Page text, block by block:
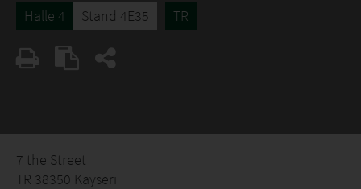
Halle 4 Stand 4E35 TR
7 the Street
TR 38350 Kayseri